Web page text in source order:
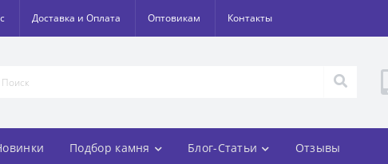
Доставка и Оплата Оптовикам Контакты
Подбор камня Блог-Статьи Отзывы